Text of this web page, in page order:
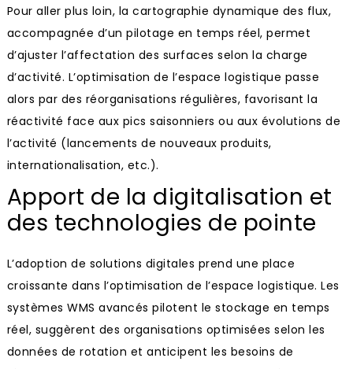
Pour aller plus loin, la cartographie dynamique des flux,
accompagnée d’un pilotage en temps réel, permet
d’ajuster l’affectation des surfaces selon la charge
d’activité. L’optimisation de l’espace logistique passe
alors par des réorganisations régulières, favorisant la
réactivité face aux pics saisonniers ou aux évolutions de
l’activité (lancements de nouveaux produits,
internationalisation, etc.).
Apport de la digitalisation et
des technologies de pointe
L’adoption de solutions digitales prend une place
croissante dans l’optimisation de l’espace logistique. Les
systèmes WMS avancés pilotent le stockage en temps
réel, suggèrent des organisations optimisées selon les
données de rotation et anticipent les besoins de